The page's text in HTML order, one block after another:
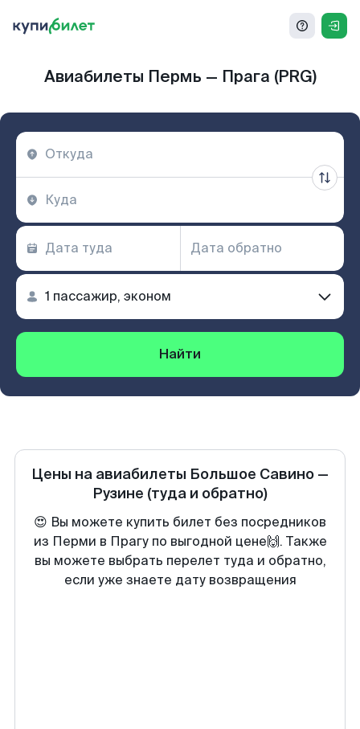
Авиабилеты Пермь — Прага (PRG)
Найти
Цены на авиабилеты Большое Савино —
Рузине (туда и обратно)
😍 Вы можете купить билет без посредников
из Перми в Прагу по выгодной цене🙌. Также
вы можете выбрать перелет туда и обратно,
если уже знаете дату возвращения